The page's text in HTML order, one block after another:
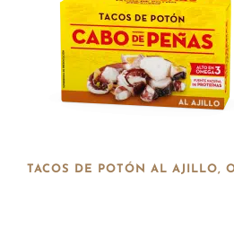
TACOS DE POTÓN AL AJILLO,